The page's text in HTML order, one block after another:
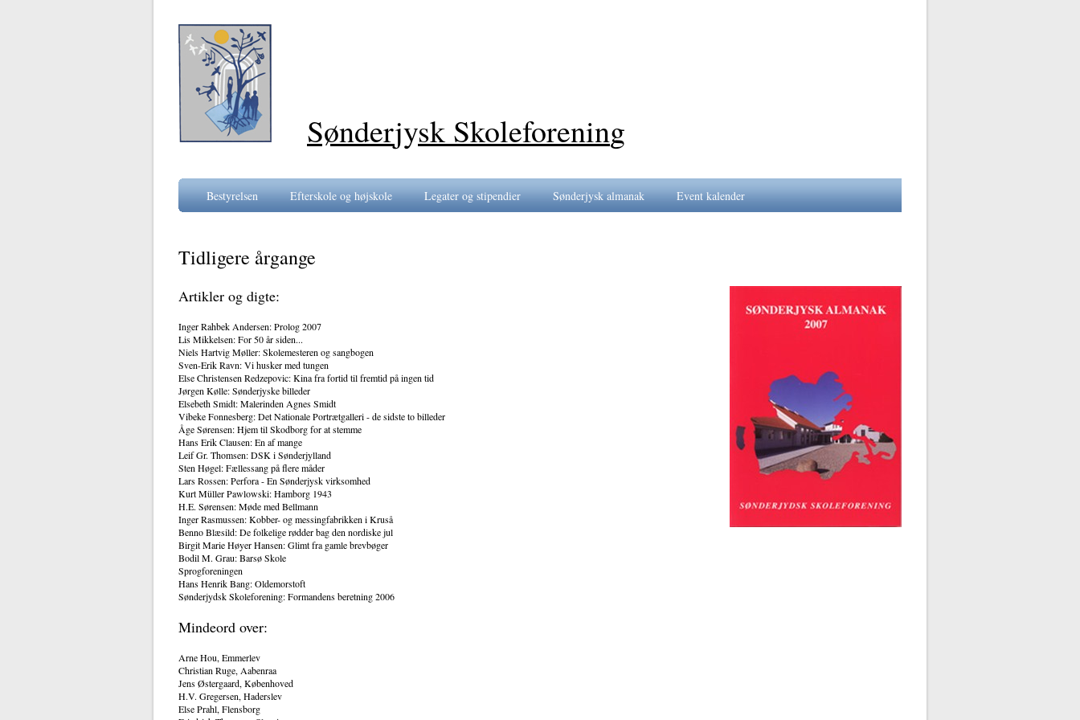
Sønderjysk Skoleforening
Bestyrelsen Efterskole og højskole Legater og stipendier Sønderjysk almanak Event kalender
Tidligere årgange
Artikler og digte:
Inger Rahbek Andersen: Prolog 2007
Lis Mikkelsen: For 50 år siden...
Niels Hartvig Møller: Skolemesteren og sangbogen
Sven-Erik Ravn: Vi husker med tungen
Else Christensen Redzepovic: Kina fra fortid til fremtid på ingen tid
Jørgen Kølle: Sønderjyske billeder
Elsebeth Smidt: Malerinden Agnes Smidt
Vibeke Fonnesberg: Det Nationale Portrætgalleri - de sidste to billeder
Åge Sørensen: Hjem til Skodborg for at stemme
Hans Erik Clausen: En af mange
Leif Gr. Thomsen: DSK i Sønderjylland
Sten Høgel: Fællessang på flere måder
Lars Rossen: Perfora - En Sønderjysk virksomhed
Kurt Müller Pawlowski: Hamborg 1943
H.E. Sørensen: Møde med Bellmann
Inger Rasmussen: Kobber- og messingfabrikken i Kruså
Benno Blæsild: De folkelige rødder bag den nordiske jul
Birgit Marie Høyer Hansen: Glimt fra gamle brevbøger
Bodil M. Grau: Barsø Skole
Sprogforeningen
Hans Henrik Bang: Oldemorstoft
Sønderjydsk Skoleforening: Formandens beretning 2006
Mindeord over:
Arne Hou, Emmerlev
Christian Ruge, Aabenraa
Jens Østergaard, Københoved
H.V. Gregersen, Haderslev
Else Prahl, Flensborg